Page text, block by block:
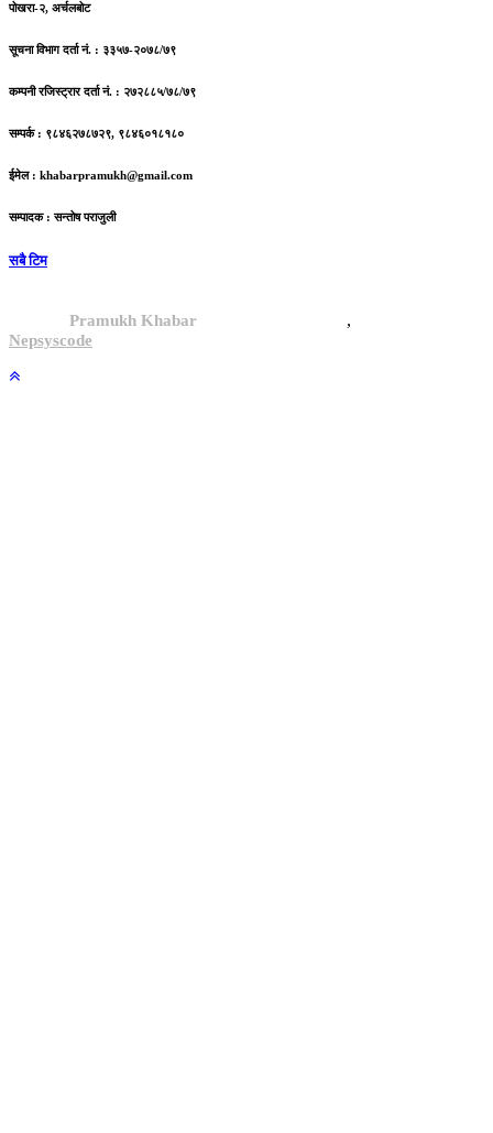
पोखरा-२, अर्चलबोट
सूचना विभाग दर्ता नं. : ३३५७-२०७८/७९
कम्पनी रजिस्ट्रार दर्ता नं. : २७२८८५/७८/७९
सम्पर्क : ९८४६२७८७२९, ९८४६०१८१८०
ईमेल : khabarpramukh@gmail.com
सम्पादक : सन्तोष पराजुली
सबै टिम
Pramukh Khabar, All rights reserved. ,
Nepsyscode